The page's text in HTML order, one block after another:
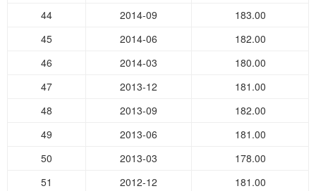
44
2014-09
183.00
45
2014-06
182.00
46
2014-03
180.00
47
2013-12
181.00
48
2013-09
182.00
49
2013-06
181.00
50
2013-03
178.00
51
2012-12
181.00